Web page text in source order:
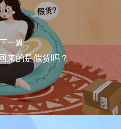
下一篇
来的是假货吗？